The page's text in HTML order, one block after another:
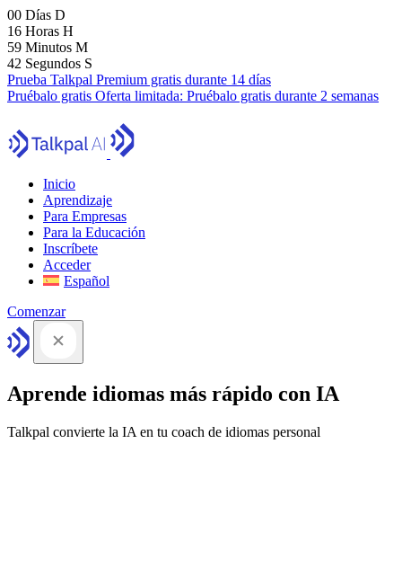
00 Días D
16 Horas H
59 Minutos M
41 Segundos S
Prueba Talkpal Premium gratis durante 14 días
Pruébalo gratis Oferta limitada: Pruébalo gratis durante 2 semanas
Inicio
Aprendizaje
Para Empresas
Para la Educación
Inscríbete
Acceder
Español
Comenzar
Aprende idiomas más rápido con IA
Talkpal convierte la IA en tu coach de idiomas personal